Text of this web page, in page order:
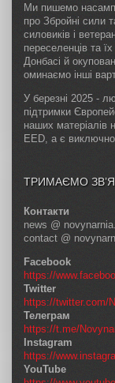
Ми пишемо
про Збройні сили
силовиків і
переселенців та
Донбасі й
оминаємо інші
У березні 2025 -
підтримки
наших матеріалів
EED, а є
ТРИМАЄМО
Контакти
news @
contact @
Facebook
https://
Twitter
https://twitter.com/
Телеграм
https://t.me/
Instagram
https://
YouTube